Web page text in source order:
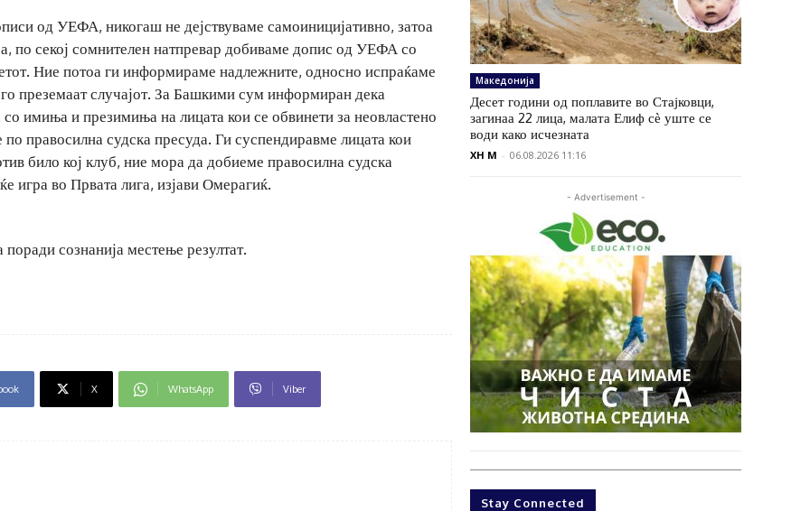
од УЕФА, никогаш не дејствуваме самоиницијативно, затоа
по секој сомнителен натпревар добиваме допис од УЕФА со
Ние потоа ги информираме надлежните, односно испраќаме
преземаат случајот. За Башкими сум информиран дека
имиња и презимиња на лицата кои се обвинети за неовластено
правосилна судска пресуда. Ги суспендиравме лицата кои
било кој клуб, ние мора да добиеме правосилна судска
игра во Првата лига, изјави Омерагиќ.
сознанија местење резултат.
X WhatsApp Viber
Македонија
Десет години од поплавите во Стајковци,
загинаа 22 лица, малата Елиф сѐ уште се
води како исчезната
XH M - 06.08.2026 11:16
- Advertisement -
Stay Connected